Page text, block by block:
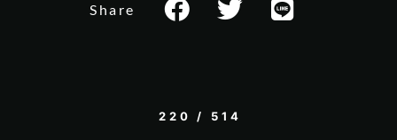
Share
220 / 514